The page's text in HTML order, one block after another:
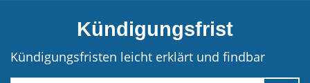
Kündigungsfrist
Kündigungsfristen leicht erklärt und findbar